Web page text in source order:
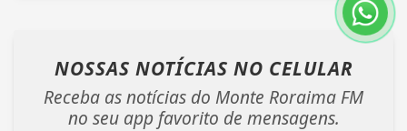
NOSSAS NOTÍCIAS NO CELULAR
Receba as notícias do Monte Roraima FM
no seu app favorito de mensagens.